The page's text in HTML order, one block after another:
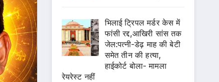
भिलाई ट्रिपल मर्डर केस में
फांसी रद्द,आखिरी सांस तक
जेल:पत्नी-डेढ़ माह की बेटी
समेत तीन की हत्या,
हाईकोर्ट बोला- मामला
रेयरेस्ट नहीं